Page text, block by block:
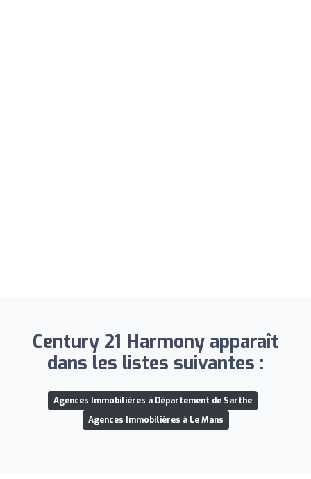
Century 21 Harmony apparaît
dans les listes suivantes :
Agences Immobilières à Département de Sarthe
Agences Immobilières à Le Mans